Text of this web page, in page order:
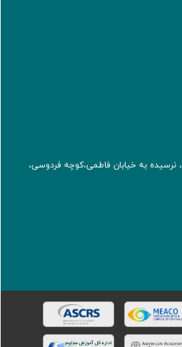
نرسيده به خيابان فاطمی،کوچه فردوسی،